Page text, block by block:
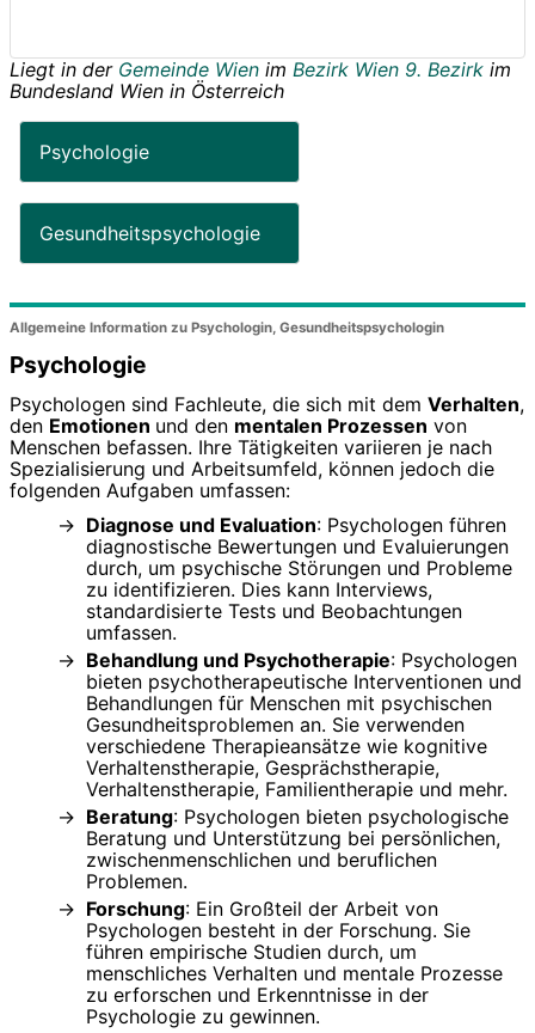
Liegt in der Gemeinde Wien im Bezirk Wien 9. Bezirk im
Bundesland Wien in Österreich
Psychologie
Gesundheitspsychologie
Allgemeine Information zu Psychologin, Gesundheitspsychologin
Psychologie
Psychologen sind Fachleute, die sich mit dem Verhalten,
den Emotionen und den mentalen Prozessen von
Menschen befassen. Ihre Tätigkeiten variieren je nach
Spezialisierung und Arbeitsumfeld, können jedoch die
folgenden Aufgaben umfassen:
Diagnose und Evaluation: Psychologen führen
diagnostische Bewertungen und Evaluierungen
durch, um psychische Störungen und Probleme
zu identifizieren. Dies kann Interviews,
standardisierte Tests und Beobachtungen
umfassen.
Behandlung und Psychotherapie: Psychologen
bieten psychotherapeutische Interventionen und
Behandlungen für Menschen mit psychischen
Gesundheitsproblemen an. Sie verwenden
verschiedene Therapieansätze wie kognitive
Verhaltenstherapie, Gesprächstherapie,
Verhaltenstherapie, Familientherapie und mehr.
Beratung: Psychologen bieten psychologische
Beratung und Unterstützung bei persönlichen,
zwischenmenschlichen und beruflichen
Problemen.
Forschung: Ein Großteil der Arbeit von
Psychologen besteht in der Forschung. Sie
führen empirische Studien durch, um
menschliches Verhalten und mentale Prozesse
zu erforschen und Erkenntnisse in der
Psychologie zu gewinnen.